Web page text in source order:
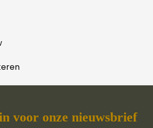
voor onze nieuwsbrief